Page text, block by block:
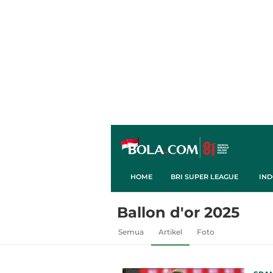
HOME BRI SUPER LEAGUE
Ballon d'or 2025
Semua Artikel Foto